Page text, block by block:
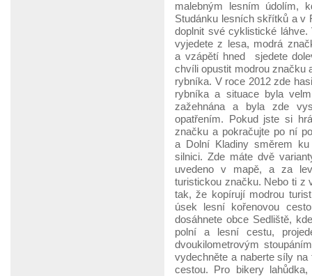
malebným lesním údolím,
Studánku lesních skřítků a v
doplnit své cyklistické
vyjedete z lesa, modrá
a vzápětí hned sjedete
chvíli opustit modrou značku
rybníka. V roce 2012 zde
rybníka a situace byla
zažehnána a byla zde
opatřením. Pokud jste si
značku a pokračujte po ní
a Dolní Kladiny směrem
silnici. Zde máte dvě
uvedeno v mapě, a za
turistickou značku. Nebo ti z
tak, že kopírují modrou
úsek lesní kořenovou
dosáhnete obce Sedliště,
polní a lesní cestu,
dvoukilometrovým
vydechněte a naberte síly
cestou. Pro bikery